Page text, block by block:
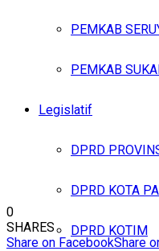
PEMKAB
PEMKAB
Legislatif
DPRD
DPRD KOTA
DPRD KOTIM
0
SHARES
Share on FacebookShare